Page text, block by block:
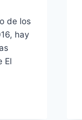
de los
hay
El